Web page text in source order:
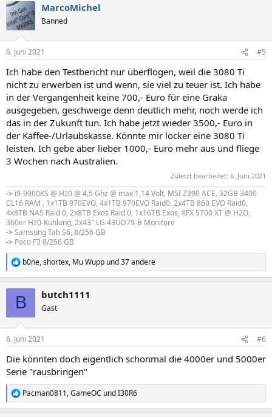
k
t
i
e
:
MarcoMichel
Banned
6. Juni 2021 #5
Ich habe den Testbericht nur überflogen, weil die 3080 Ti
nicht zu erwerben ist und wenn, sie viel zu teuer ist. Ich habe
in der Vergangenheit keine 700,- Euro für eine Graka
ausgegeben, geschweige denn deutlich mehr, noch werde ich
das in der Zukunft tun. Ich habe jetzt wieder 3500,- Euro in
der Kaffee-/Urlaubskasse. Könnte mir locker eine 3080 Ti
leisten. Ich gebe aber lieber 1000,- Euro mehr aus und fliege
3 Wochen nach Australien.
Zuletzt bearbeitet: 6. Juni 2021
-> i9-9900KS @ H20 @ 4,5 Ghz @ max 1,14 Volt, MSI Z390 ACE, 32GB 3400
CL16 RAM , 1x1TB 970EVO, 4x1TB 970EVO Raid0, 2x4TB 860 EVO Raid0,
4x8TB NAS Raid 0, 2x8TB Exos Raid 0, 1x16TB Exos, XFX 5700 XT @ H2O,
360er H20-Kühlung, 2x43" LG 43UD79-B Monitore
->Samsung Tab S6, 8/256 GB
-> Poco F3 8/256 GB
R
e
e
:
b0ne,shortex, Mu Wupp und 37 andere
B butch1111
Gast
6. Juni 2021 #6
Die könnten doch eigentlich schonmal die 4000er und 5000er
Serie "rausbringen"
R
e
Pacman0811,GameOC undI30R6